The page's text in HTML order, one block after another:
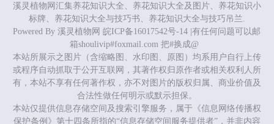
溪灵植物网汇集养花知识大全、养花知识大全及图片、养花知识小
标牌、养花知识大全与技巧书、养花知识大全与技巧吊兰.
Powered By溪灵植物网 皖ICP备16017542号-14 |有任何问题可以邮
箱shoulivip#foxmail.com 把#换成@
本站所展示之图片（含缩略图、水印图、原图）均系用户自行上传
或程序自动抓取于公开互联网，其著作权归原作者或相关权利人所
有，本站不享有任何著作权，亦不对图片的版权归属、商业价值及
合法性做任何明示或默示担保。
本站仅提供信息存储空间及搜索引擎服务，属于《信息网络传播权
保护条例》第十四条所指的“信息存储空间服务提供者”，并非内容